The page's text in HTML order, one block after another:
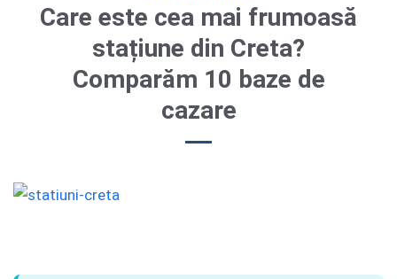
Care este cea mai frumoasă
stațiune din Creta?
Comparăm 10 baze de
cazare